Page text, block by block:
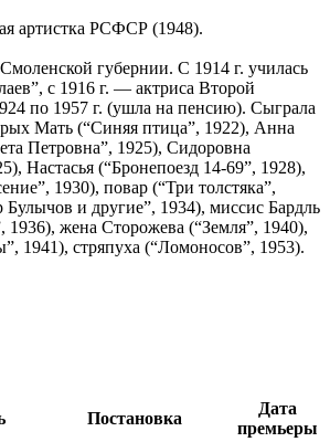
артистка РСФСР (1948).
губернии. С 1914 г. училась
с 1916 г. — актриса Второй
по 1957 г. (ушла на пенсию). Сыграла
Мать (“Синяя птица”, 1922), Анна
Петровна”, 1925), Сидоровна
Настасья (“Бронепоезд 14-69”, 1928),
1930), повар (“Три толстяка”,
Булычов и другие”, 1934), миссис Бардль
1936), жена Сторожева (“Земля”, 1940),
1941), стряпуха (“Ломоносов”, 1953).
Постановка
Дата
премьеры